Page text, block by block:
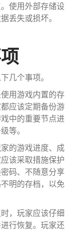
使用外部存储设
丢失或损坏。
几个事项。
用游戏内置的存
应该定期备份游
中的重要节点进
等。
的游戏进度、成
该采取措施保护
码、不随意分享
明的存档，以免
，玩家应该仔细
行恢复。玩家还